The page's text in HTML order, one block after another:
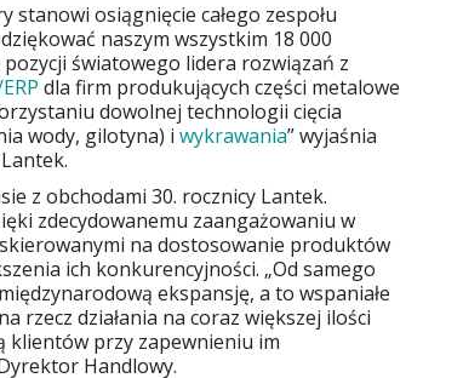
osiągnięcie całego zespołu
naszym wszystkim 18 000
światowego lidera rozwiązań z
dla firm produkujących części metalowe
dowolnej technologii cięcia
wody, gilotyna) i wykrawania” wyjaśnia
z obchodami 30. rocznicy Lantek.
zdecydowanemu zaangażowaniu w
na dostosowanie produktów
ich konkurencyjności. „Od samego
ekspansję, a to wspaniałe
rzecz działania na coraz większej ilości
klientów przy zapewnieniu im
Handlowy.